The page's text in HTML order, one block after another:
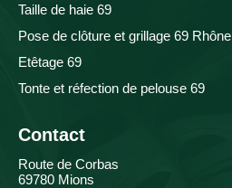
Taille de haie 69
Pose de clôture et grillage 69 Rhône
Etêtage 69
Tonte et réfection de pelouse 69
Contact
Route de Corbas
69780 Mions